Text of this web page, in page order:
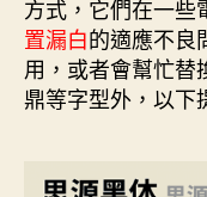
o
k
e
s
t
I
n
g
e
r
r
方式，它們在一些
置漏白的適應不良
用，或者會幫忙替
鼎等字型外，以下